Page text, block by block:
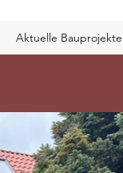
Aktuelle Bauprojekte